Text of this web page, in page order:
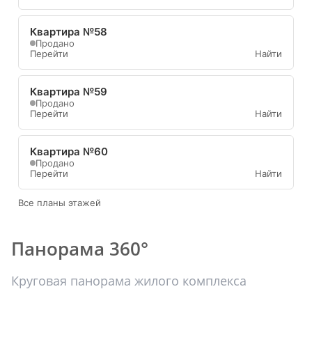
Квартира №58
Продано
Перейти
Найти
Квартира №59
Продано
Перейти
Найти
Квартира №60
Продано
Перейти
Найти
Все планы этажей
Панорама 360°
Круговая панорама жилого комплекса